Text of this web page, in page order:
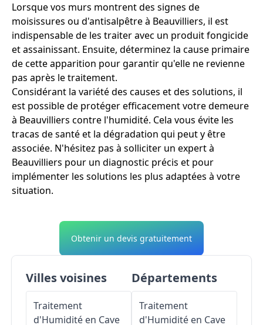
Lorsque vos murs montrent des signes de
moisissures ou d'antisalpêtre à Beauvilliers, il est
indispensable de les traiter avec un produit fongicide
et assainissant. Ensuite, déterminez la cause primaire
de cette apparition pour garantir qu'elle ne revienne
pas après le traitement.
Considérant la variété des causes et des solutions, il
est possible de protéger efficacement votre demeure
à Beauvilliers contre l'humidité. Cela vous évite les
tracas de santé et la dégradation qui peut y être
associée. N'hésitez pas à solliciter un expert à
Beauvilliers pour un diagnostic précis et pour
implémenter les solutions les plus adaptées à votre
situation.
Obtenir un devis gratuitement
Villes voisines
Traitement
d'Humidité en Cave
Départements
Traitement
d'Humidité en Cave